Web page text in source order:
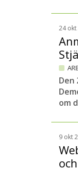
24 okt
Den
om
9 okt